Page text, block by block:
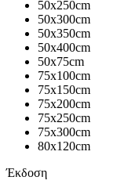
50x250cm
50x300cm
50x350cm
50x400cm
50x75cm
75x100cm
75x150cm
75x200cm
75x250cm
75x300cm
80x120cm
Έκδοση